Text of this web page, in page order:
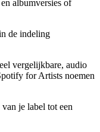
albumversies of
de indeling
vergelijkbare, audio
for Artists noemen
je label tot een